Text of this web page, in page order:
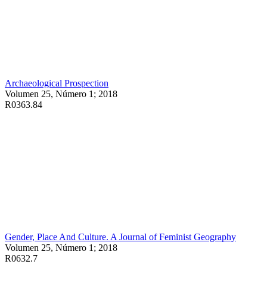
Archaeological Prospection
Volumen 25, Número 1; 2018
R0363.84
Gender, Place And Culture. A Journal of Feminist Geography
Volumen 25, Número 1; 2018
R0632.7